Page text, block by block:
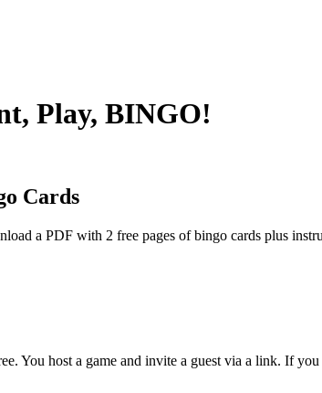
Play, BINGO!
Cards
a PDF with 2 free pages of bingo cards plus
You host a game and invite a guest via a link. If